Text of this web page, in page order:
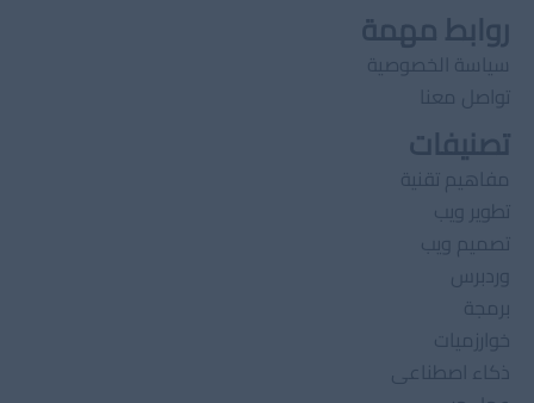
روابط مهمة
سياسة الخصوصية
تواصل معنا
تصنيفات
مفاهيم تقنية
تطوير ويب
تصميم ويب
وردبرس
برمجة
خوارزميات
ذكاء اصطناعى